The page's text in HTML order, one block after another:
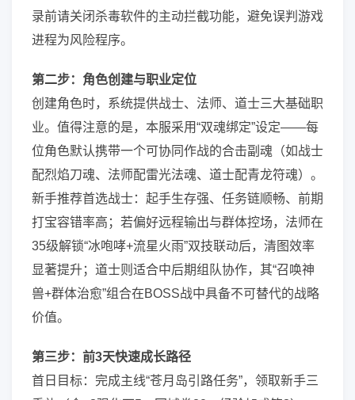
录前请关闭杀毒软件的主动拦截功能，避免误判游戏
进程为风险程序。
第二步：角色创建与职业定位
创建角色时，系统提供战士、法师、道士三大基础职
业。值得注意的是，本服采用“双魂绑定”设定——每
位角色默认携带一个可协同作战的合击副魂（如战士
配烈焰刀魂、法师配雷光法魂、道士配青龙符魂）。
新手推荐首选战士：起手生存强、任务链顺畅、前期
打宝容错率高；若偏好远程输出与群体控场，法师在
35级解锁“冰咆哮+流星火雨”双技联动后，清图效率
显著提升；道士则适合中后期组队协作，其“召唤神
兽+群体治愈”组合在BOSS战中具备不可替代的战略
价值。
第三步：前3天快速成长路径
首日目标：完成主线“苍月岛引路任务”，领取新手三